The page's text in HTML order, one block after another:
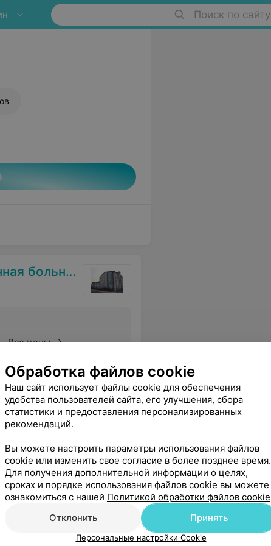
Поиск по сайту
больница
Все цены
затянется минимум на 2 дня. Наплевательское отношение к посетителям Еще
Обработка файлов cookie
Наш сайт использует файлы cookie для обеспечения
удобства пользователей сайта, его улучшения, сбора
статистики и предоставления персонализированных
рекомендаций.
Вы можете настроить параметры использования файлов
cookie или изменить свое согласие в более позднее время.
Для получения дополнительной информации о целях,
сроках и порядке использования файлов cookie вы можете
ознакомиться с нашей Политикой обработки файлов cookie
Отклонить
Принять
Персональные настройки Cookie